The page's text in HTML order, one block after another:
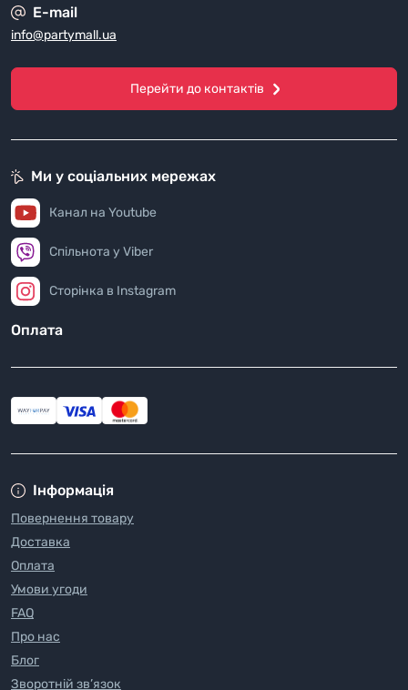
E-mail
info@partymall.ua
Перейти до контактів
Інформація
Повернення товару
Доставка
Оплата
Умови угоди
FAQ
Про нас
Блог
Зворотній зв’язок
Ми у соціальних мережах
Канал на Youtube
Спільнота у Viber
Сторінка в Instagram
Оплата